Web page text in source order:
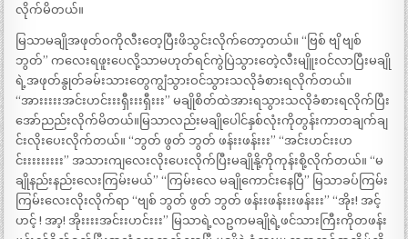
လိုက်မိတယ်။
မြသာမချိုအဖုတ်ဝကိုလီးတေ့ပြီးဖိသွင်းလိုက်တော့တယ်။ “ဗြစ် ဗျိ ဗျစ်
ဘွတ်” ကလေးရဖူးပေလို့သာမဟုတ်ရင်ကွဲပြဲသွားတေဲ့လီးမျိူးဝင်လာပြီးမချို
ရဲ့အဖုတ်နွုတ်ခမ်းသားတွေကျွံသွားဝင်သွားသလိုခံစားရလိုက်တယ်။
“အားးးးးအင်းဟင်းးးရှီးးးရှီးးး” မချိုစိတ်ထဲအားရသွားသလိုခံစားရလိုက်ပြီး
အော်ညည်းလိုက်မိတယ်။မြသာလည်းမချိုပေါင်နှစ်လုံးကိုတွန်းကာတချက်ချ
င်းလိုးပေးလိုက်တယ်။ “ဘွတ် ဖွတ် ဘွတ် ဖန်းးဖန်းးး” “အင်းဟင်းးဟ
င်းးးးးးးးး” အသားကျလေးလိုးပေးလိုက်ပြီးမချိုနို့ကိုကုန်းစို့လိုက်တယ်။ “မ
ချိုနည်းနည်းလေးကြမ်းမယ်” “ကြမ်းလေ မချိုကောင်းနေပြီ” မြသာခပ်ကြမ်း
ကြမ်းလေးလိုးလိုက်ရာ “ဗျစ် ဘွတ် ဖွတ် ဘွတ် ဖန်းးဖန်းးးဖန်းးး” “အိုး! အင့်
ဟင့် ! အာ့! အိုးးးးအင်းးဟင်းးး” မြသာရဲ့လဥကမချိုရဲ့ဖင်သားကြီးကိုတဖန်း